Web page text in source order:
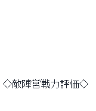
◇敵陣営戦力評価◇